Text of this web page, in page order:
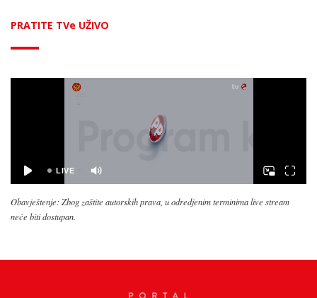
PRATITE TVe UŽIVO
Obavještenje: Zbog zaštite autorskih prava, u odredjenim terminima live stream
neće biti dostupan.